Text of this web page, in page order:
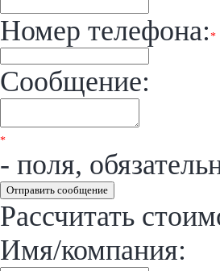
Номер телефона: *
Сообщение:
*
- поля,
Отправить сообщение
Рассчитать
Имя/компания: